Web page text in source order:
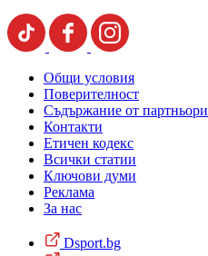
Общи условия
Поверителност
Съдържание от партньори
Контакти
Етичен кодекс
Всички статии
Ключови думи
Реклама
За нас
Dsport.bg